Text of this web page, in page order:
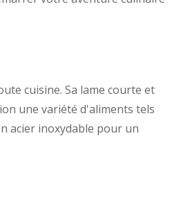
cuisine. Sa lame courte et
une variété d'aliments tels
acier inoxydable pour un